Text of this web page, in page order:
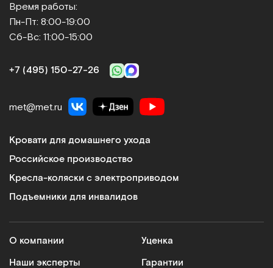
Прикроватный столик с пневмоподъемом, хром
Под заказАрт.2611
Сообщить о поступлении
Сравнить
Время работы:
Пн-Пт: 8:00-19:00
Сб-Вс: 11:00-15:00
+7 (495) 150‑27‑26
met@met.ru
Кровати для домашнего ухода
Российское производство
Кресла-коляски с электроприводом
Подъемники для инвалидов
О компании
Наши эксперты
Уценка
Гарантии